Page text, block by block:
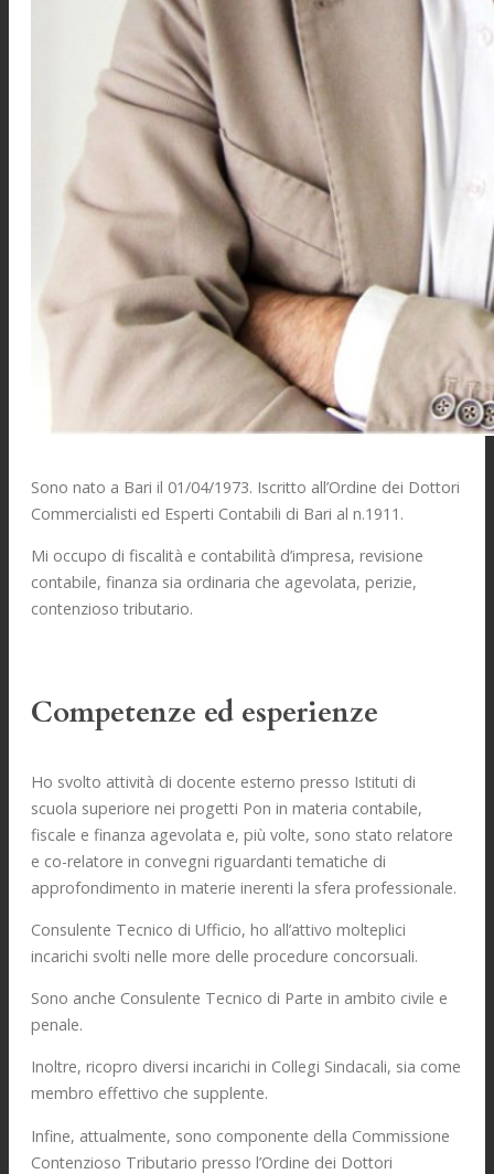
Sono nato a Bari il 01/04/1973. Iscritto all’Ordine dei Dottori
Commercialisti ed Esperti Contabili di Bari al n.1911.
Mi occupo di fiscalità e contabilità d’impresa, revisione
contabile, finanza sia ordinaria che agevolata, perizie,
contenzioso tributario.
Competenze ed esperienze
Ho svolto attività di docente esterno presso Istituti di
scuola superiore nei progetti Pon in materia contabile,
fiscale e finanza agevolata e, più volte, sono stato relatore
e co-relatore in convegni riguardanti tematiche di
approfondimento in materie inerenti la sfera professionale.
Consulente Tecnico di Ufficio, ho all’attivo molteplici
incarichi svolti nelle more delle procedure concorsuali.
Sono anche Consulente Tecnico di Parte in ambito civile e
penale.
Inoltre, ricopro diversi incarichi in Collegi Sindacali, sia come
membro effettivo che supplente.
Infine, attualmente, sono componente della Commissione
Contenzioso Tributario presso l’Ordine dei Dottori